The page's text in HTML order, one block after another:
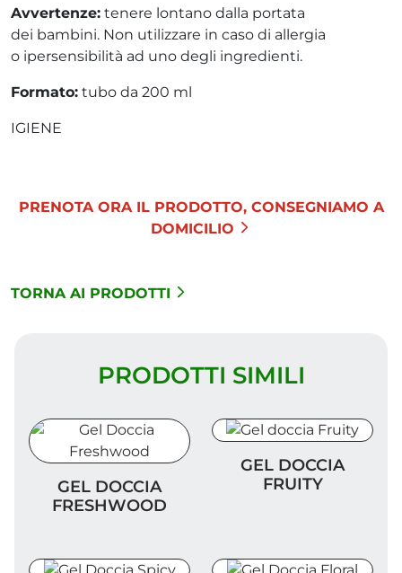
Avvertenze: tenere lontano dalla portata
dei bambini. Non utilizzare in caso di allergia
o ipersensibilità ad uno degli ingredienti.
Formato: tubo da 200 ml
IGIENE
PRENOTA ORA IL PRODOTTO, CONSEGNIAMO A
DOMICILIO
TORNA AI PRODOTTI
PRODOTTI SIMILI
GEL DOCCIA
FRESHWOOD
GEL DOCCIA
FRUITY